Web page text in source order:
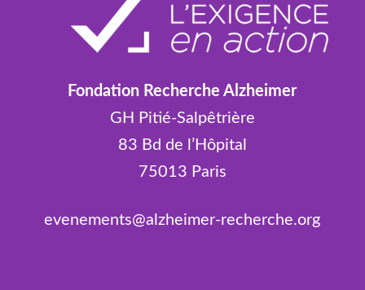
Fondation Recherche Alzheimer
GH Pitié-Salpêtrière
83 Bd de l’Hôpital
75013 Paris
evenements@alzheimer-recherche.org